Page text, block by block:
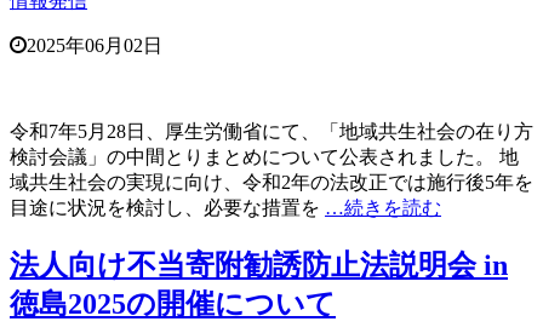
2025年06月02日
令和7年5月28日、厚生労働省にて、「地域共生社会の在り方
検討会議」の中間とりまとめについて公表されました。 地
域共生社会の実現に向け、令和2年の法改正では施行後5年を
目途に状況を検討し、必要な措置を …続きを読む
法人向け不当寄附勧誘防止法説明会 in
徳島2025の開催について